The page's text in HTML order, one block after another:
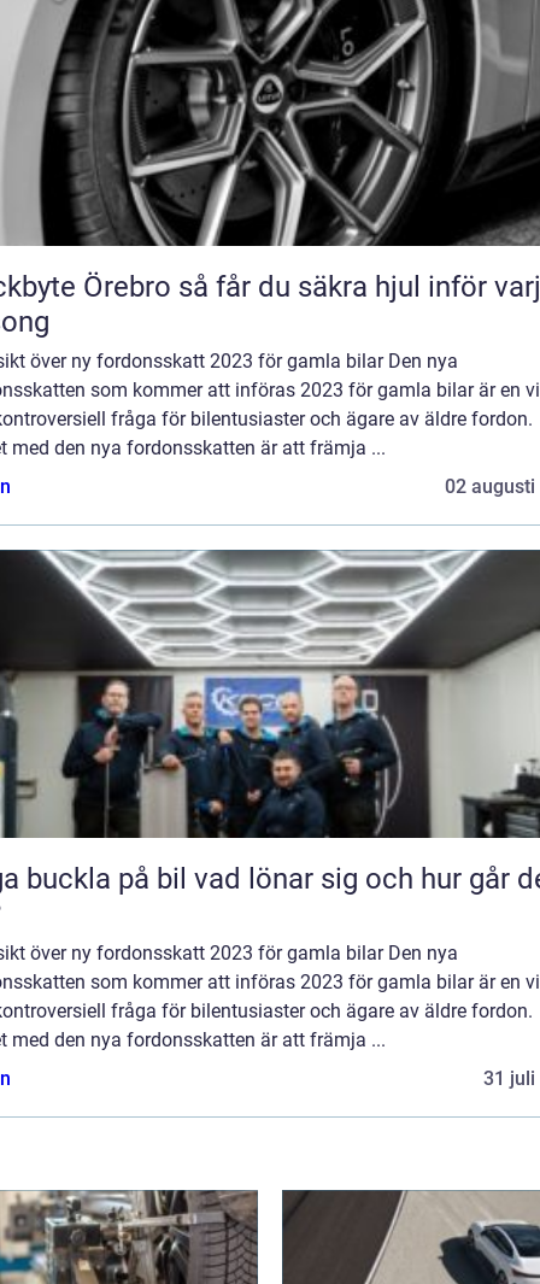
så får du säkra hjul inför varje
över ny fordonsskatt 2023 för gamla bilar Den nya
som kommer att införas 2023 för gamla bilar är en
fråga för bilentusiaster och ägare av äldre fordon.
med den nya fordonsskatten är att främja ...
02 augusti
på bil vad lönar sig och hur går det
över ny fordonsskatt 2023 för gamla bilar Den nya
som kommer att införas 2023 för gamla bilar är en
fråga för bilentusiaster och ägare av äldre fordon.
med den nya fordonsskatten är att främja ...
31 juli